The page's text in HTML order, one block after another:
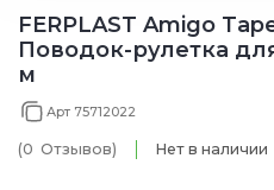
(097) 133 11 88
(095) 133 11 88
(073) 133 11 88
FERPLAST Amigo
Поводок-рулетка
м
Арт 75712022
(0 Отзывов) Нет в наличии